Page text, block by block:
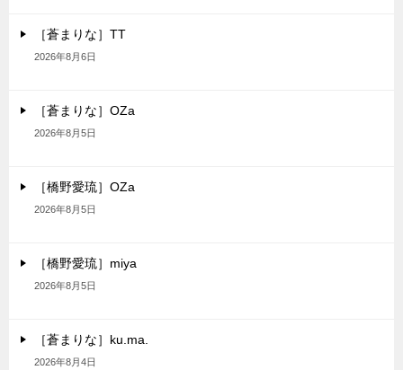
［蒼まりな］TT
2026年8月6日
［蒼まりな］OZa
2026年8月5日
［橋野愛琉］OZa
2026年8月5日
［橋野愛琉］miya
2026年8月5日
［蒼まりな］ku.ma.
2026年8月4日